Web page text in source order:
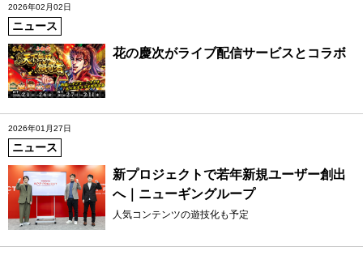
2026年02月02日
ニュース
花の慶次がライブ配信サービスとコラボ
2026年01月27日
ニュース
新プロジェクトで若年新規ユーザー創出
へ｜ニューギングループ
人気コンテンツの遊技化も予定